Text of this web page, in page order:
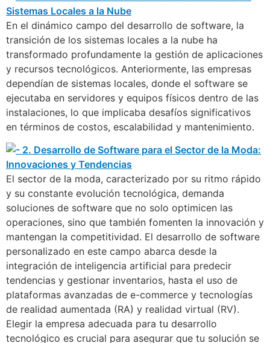
En el dinámico campo del desarrollo de software, la
transición de los sistemas locales a la nube ha
transformado profundamente la gestión de aplicaciones
y recursos tecnológicos. Anteriormente, las empresas
dependían de sistemas locales, donde el software se
ejecutaba en servidores y equipos físicos dentro de las
instalaciones, lo que implicaba desafíos significativos
en términos de costos, escalabilidad y mantenimiento.
El sector de la moda, caracterizado por su ritmo rápido
y su constante evolución tecnológica, demanda
soluciones de software que no solo optimicen las
operaciones, sino que también fomenten la innovación y
mantengan la competitividad. El desarrollo de software
personalizado en este campo abarca desde la
integración de inteligencia artificial para predecir
tendencias y gestionar inventarios, hasta el uso de
plataformas avanzadas de e-commerce y tecnologías
de realidad aumentada (RA) y realidad virtual (RV).
Elegir la empresa adecuada para tu desarrollo
tecnológico es crucial para asegurar que tu solución se